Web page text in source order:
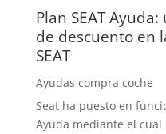
Plan SEAT
de descuento en
SEAT
Ayudas compra coche
Seat ha puesto en
Ayuda mediante el